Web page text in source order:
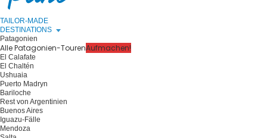
TAILOR-MADE
DESTINATIONS
Patagonien
Alle Patagonien-TourenAufmachen!
El Calafate
El Chaltén
Ushuaia
Puerto Madryn
Bariloche
Rest von Argentinien
Buenos Aires
Iguazu-Fälle
Mendoza